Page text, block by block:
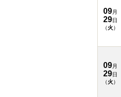
09月
29日
（火）
09月
29日
（ 火 ）